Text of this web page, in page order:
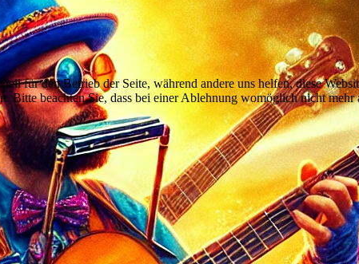
für den Betrieb der Seite, während andere uns helfen, diese
Bitte beachten Sie, dass bei einer Ablehnung womöglich nicht